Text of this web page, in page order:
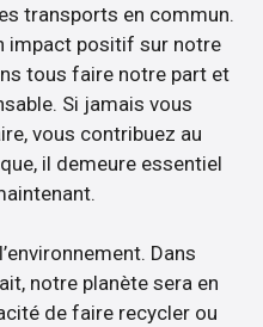
transports en commun.
impact positif sur notre
tous faire notre part et
Si jamais vous
vous contribuez au
il demeure essentiel
Dans
notre planète sera en
de faire recycler ou